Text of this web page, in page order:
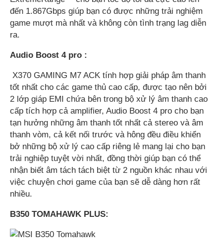
đến 1.867Gbps giúp bạn có được những trải nghiệm
game mượt mà nhất và không còn tình trạng lag diễn
ra.
Audio Boost 4 pro :
X370 GAMING M7 ACK tính hợp giải pháp âm thanh
tốt nhất cho các game thủ cao cấp, được tạo nên bởi
2 lớp giáp EMI chứa bên trong bộ xử lý âm thanh cao
cấp tích hợp cả amplifier, Audio Boost 4 pro cho bạn
tạn hưởng những âm thanh tốt nhất cả stereo và âm
thanh vòm, cả kết nối trước và hông đều điều khiển
bở những bộ xử lý cao cấp riêng lẻ mang lại cho bạn
trải nghiệp tuyệt vời nhất, đồng thời giúp bạn có thể
nhận biết âm tách tách biệt từ 2 nguồn khác nhau với
việc chuyện chơi game của bạn sẽ dễ dàng hơn rất
nhiều.
B350 TOMAHAWK PLUS: